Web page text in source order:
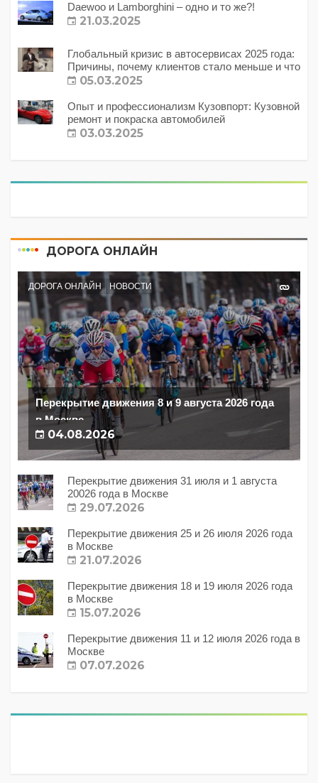
Daewoo и Lamborghini – одно и то же?!
21.03.2025
Глобальный кризис в автосервисах 2025 года:
Причины, почему клиентов стало меньше и что
с этим делать?
05.03.2025
Опыт и профессионализм Кузовпорт: Кузовной
ремонт и покраска автомобилей
03.03.2025
ДОРОГА ОНЛАЙН
ДОРОГА ОНЛАЙН НОВОСТИ
Перекрытие движения 8 и 9 августа 2026 года
в Москве
04.08.2026
Перекрытие движения 31 июля и 1 августа
20026 года в Москве
29.07.2026
Перекрытие движения 25 и 26 июля 2026 года
в Москве
21.07.2026
Перекрытие движения 18 и 19 июля 2026 года
в Москве
15.07.2026
Перекрытие движения 11 и 12 июля 2026 года в
Москве
07.07.2026